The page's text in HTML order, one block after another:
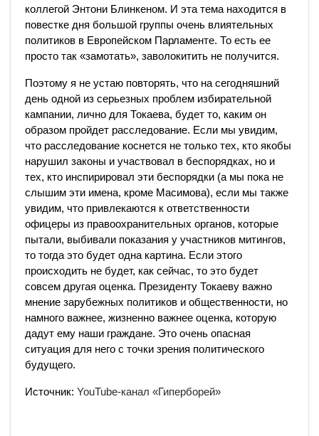
коллегой Энтони Блинкеном. И эта тема находится в
повестке дня большой группы очень влиятельных
политиков в Европейском Парламенте. То есть ее
просто так «замотать», заволокитить не получится.
Поэтому я не устаю повторять, что на сегодняшний
день одной из серьезных проблем избирательной
кампании, лично для Токаева, будет то, каким он
образом пройдет расследование. Если мы увидим,
что расследование коснется не только тех, кто якобы
нарушил законы и участвовал в беспорядках, но и
тех, кто инспирировал эти беспорядки (а мы пока не
слышим эти имена, кроме Масимова), если мы также
увидим, что привлекаются к ответственности
офицеры из правоохранительных органов, которые
пытали, выбивали показания у участников митингов,
то тогда это будет одна картина. Если этого
происходить не будет, как сейчас, то это будет
совсем другая оценка. Президенту Токаеву важно
мнение зарубежных политиков и общественности, но
намного важнее, жизненно важнее оценка, которую
дадут ему наши граждане. Это очень опасная
ситуация для него с точки зрения политического
будущего.
Источник: YouTube-канал «Гиперборей»